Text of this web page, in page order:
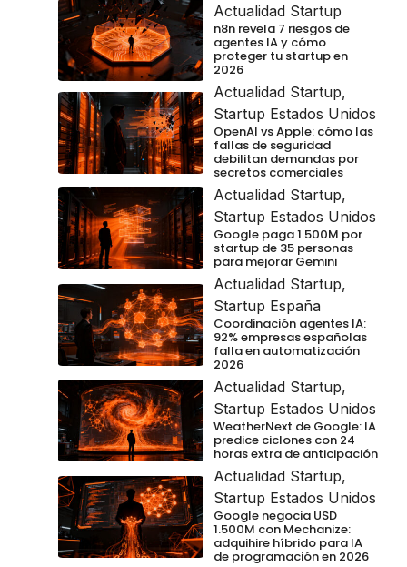
Actualidad Startup
n8n revela 7 riesgos de
agentes IA y cómo
proteger tu startup en
2026
Actualidad Startup,
Startup Estados Unidos
OpenAI vs Apple: cómo las
fallas de seguridad
debilitan demandas por
secretos comerciales
Actualidad Startup,
Startup Estados Unidos
Google paga 1.500M por
startup de 35 personas
para mejorar Gemini
Actualidad Startup,
Startup España
Coordinación agentes IA:
92% empresas españolas
falla en automatización
2026
Actualidad Startup,
Startup Estados Unidos
WeatherNext de Google: IA
predice ciclones con 24
horas extra de anticipación
Actualidad Startup,
Startup Estados Unidos
Google negocia USD
1.500M con Mechanize:
adquihire híbrido para IA
de programación en 2026